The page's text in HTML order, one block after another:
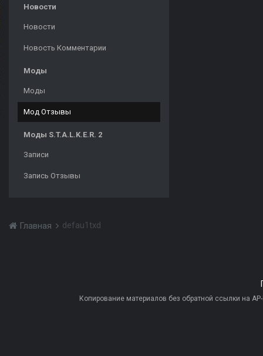
Новости
Новости
Новость Комментарии
Моды
Моды
Мод Отзывы
Моды S.T.A.L.K.E.R. 2
Записи
Запись Отзывы
Главная defau1txd
Копирование материалов без обратной ссылки на